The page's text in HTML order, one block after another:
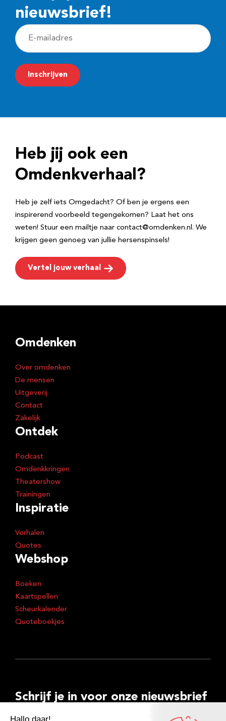
nieuwsbrief!
E
-
m
a
r
e
Inschrijven
Heb jij ook een
Omdenkverhaal?
Heb je zelf iets Omgedacht? Of ben je ergens een
inspirerend voorbeeld tegengekomen? Laat het ons
weten! Stuur een mailtje naar contact@omdenken.nl. We
krijgen geen genoeg van jullie hersenspinsels!
Vertel jouw verhaal
Omdenken
Over omdenken
De mensen
Uitgeverij
Contact
Zakelijk
Ontdek
Podcast
Omdenkkringen
Theatershow
Trainingen
Inspiratie
Verhalen
Quotes
Webshop
Boeken
Kaartspellen
Scheurkalender
Quoteboekjes
Schrijf je in voor onze nieuwsbrief